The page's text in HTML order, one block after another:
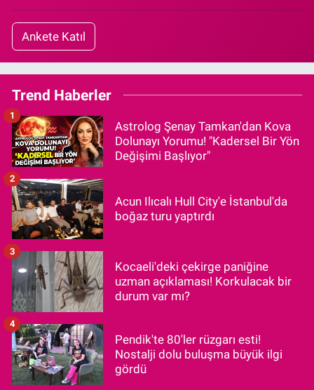
Ankete Katıl
Trend Haberler
Astrolog Şenay Tamkan'dan Kova
Dolunayı Yorumu! "Kadersel Bir Yön
Değişimi Başlıyor"
1
Acun Ilıcalı Hull City'e İstanbul'da
boğaz turu yaptırdı
2
Kocaeli'deki çekirge paniğine
uzman açıklaması! Korkulacak bir
durum var mı?
3
Pendik'te 80'ler rüzgarı esti!
Nostalji dolu buluşma büyük ilgi
gördü
4